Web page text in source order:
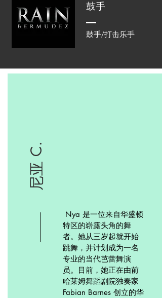
鼓手
鼓手/打击乐手
尼亚 C.
Nya 是一位来自华盛顿
特区的崭露头角的舞
者。她从三岁起就开始
跳舞，并计划成为一名
专业的当代芭蕾舞演
员。目前，她正在由前
哈莱姆舞蹈剧院独奏家
Fabian Barnes 创立的华